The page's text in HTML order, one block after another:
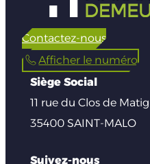
Contactez-nous
Afficher le numéro
Siège Social
11 rue du Clos de
35400 SAINT-MALO
Suivez-nous